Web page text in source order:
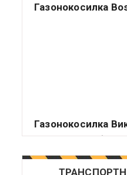
Газонокосилка
Газонокосилка
Подавляющее